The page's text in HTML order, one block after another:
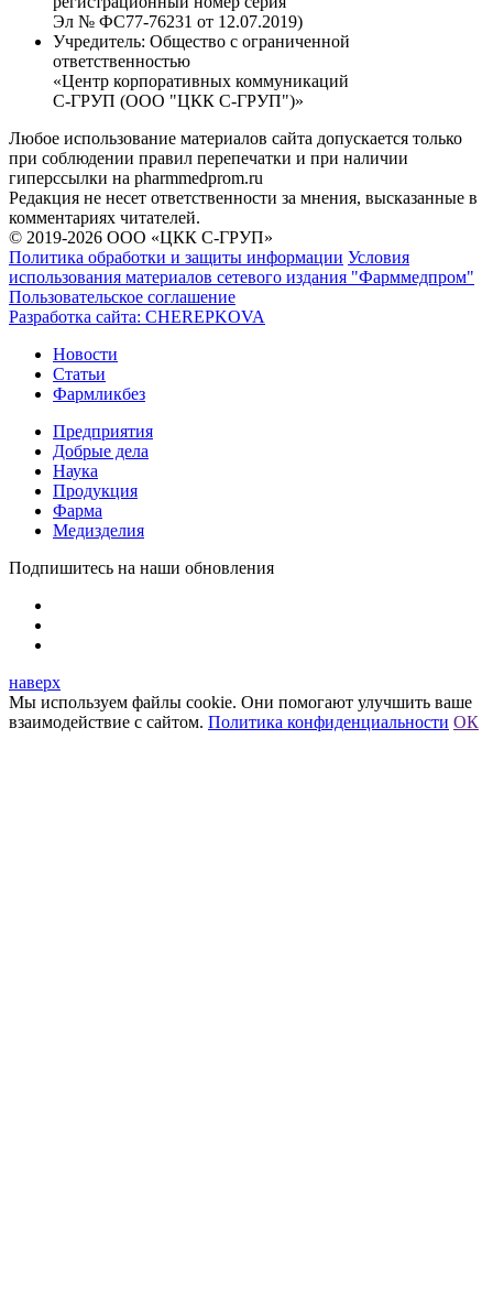
Эл № ФС77-76231 от 12.07.2019)
Учредитель: Общество с ограниченной
ответственностью
«Центр корпоративных коммуникаций
С-ГРУП (ООО "ЦКК С-ГРУП")»
Любое использование материалов сайта допускается только
при соблюдении правил перепечатки и при наличии
гиперссылки на pharmmedprom.ru
Редакция не несет ответственности за мнения, высказанные в
комментариях читателей.
© 2019-2026 ООО «ЦКК С-ГРУП»
Политика обработки и защиты информации Условия
использования материалов сетевого издания "Фарммедпром"
Пользовательское соглашение
Разработка сайта: CHEREPKOVA
Новости
Статьи
Фармликбез
Предприятия
Добрые дела
Наука
Продукция
Фарма
Медизделия
Подпишитесь на наши обновления
наверх
Мы используем файлы cookie. Они помогают улучшить ваше
взаимодействие с сайтом. Политика конфиденциальности ОК